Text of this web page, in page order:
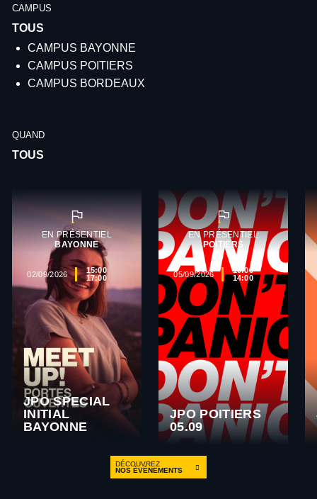
CAMPUS
CAMPUS BAYONNE
CAMPUS POITIERS
CAMPUS BORDEAUX
QUAND
EN PRÉSENTIEL
BAYONNE
02/09/2026
15:00
17:00
JPO SPECIAL
INITIAL
BAYONNE
EN PRÉSENTIEL
POITIERS
05/09/2026
10:00
14:00
JPO POITIERS
05.09
DÉCOUVREZ
NOS ÉVÈNEMENTS